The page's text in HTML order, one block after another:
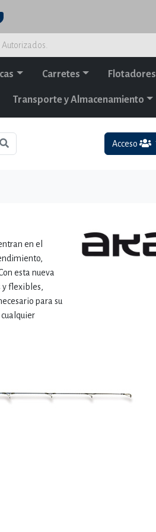
Carretes Flotadores
Transporte y Almacenamiento
Acceso
en el
esta nueva
y flexibles,
para su